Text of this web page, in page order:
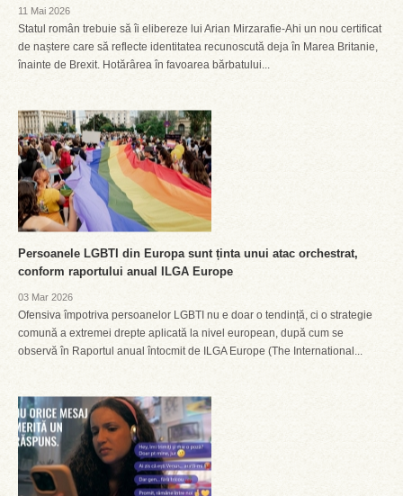
11 Mai 2026
Statul român trebuie să îi elibereze lui Arian Mirzarafie-Ahi un nou certificat
de naștere care să reflecte identitatea recunoscută deja în Marea Britanie,
înainte de Brexit. Hotărârea în favoarea bărbatului...
Persoanele LGBTI din Europa sunt ținta unui atac orchestrat,
conform raportului anual ILGA Europe
03 Mar 2026
Ofensiva împotriva persoanelor LGBTI nu e doar o tendință, ci o strategie
comună a extremei drepte aplicată la nivel european, după cum se
observă în Raportul anual întocmit de ILGA Europe (The International...